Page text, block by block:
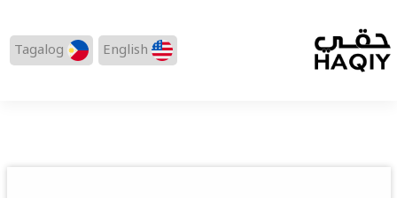
English
Tagalog